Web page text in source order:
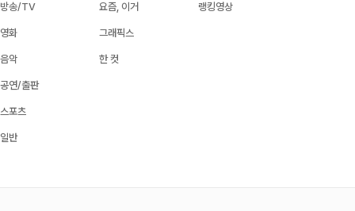
방송/TV
영화
음악
공연/출판
스포츠
일반
요즘, 이거
그래픽스
한 컷
랭킹영상